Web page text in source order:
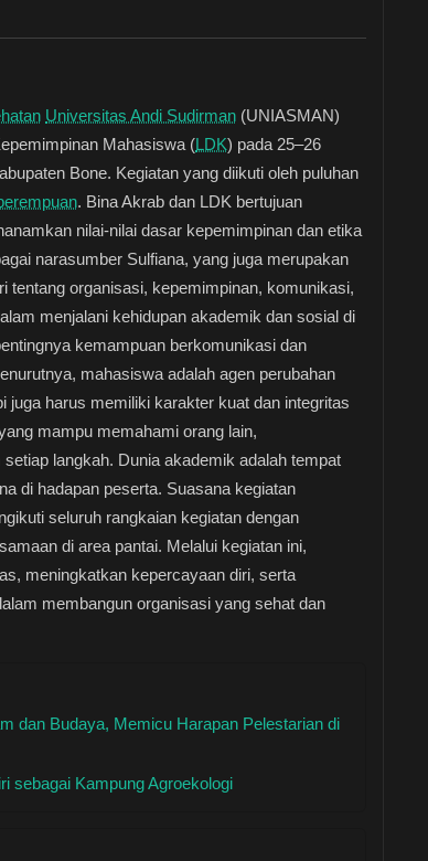
Universitas Andi Sudirman (UNIASMAN)
Mahasiswa (LDK) pada 25–26
Bone. Kegiatan yang diikuti oleh puluhan
. Bina Akrab dan LDK bertujuan
nilai-nilai dasar kepemimpinan dan etika
narasumber Sulfiana, yang juga merupakan
tentang organisasi, kepemimpinan, komunikasi,
menjalani kehidupan akademik dan sosial di
kemampuan berkomunikasi dan
mahasiswa adalah agen perubahan
juga harus memiliki karakter kuat dan integritas
mampu memahami orang lain,
langkah. Dunia akademik adalah tempat
di hadapan peserta. Suasana kegiatan
seluruh rangkaian kegiatan dengan
di area pantai. Melalui kegiatan ini,
meningkatkan kepercayaan diri, serta
membangun organisasi yang sehat dan
dan Budaya, Memicu Harapan Pelestarian di
sebagai Kampung Agroekologi